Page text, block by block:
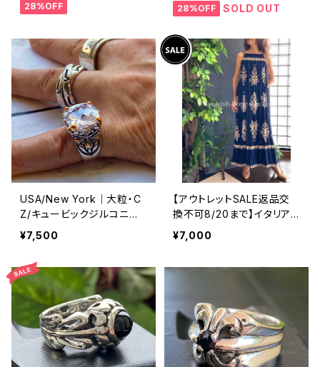
ー入り変形ハット・フラワー
28%OFF
＆BIGリボン・女優帽 UV/紫
帽子【ベージュ】
28%OFF SOLD OUT
USA/New York｜大粒・C
Z/キュービックジルコニア
アンティークデザイン｜ゴッ
ドリング｜クリア＆シルバー
＆ゴールド
¥7,500
【アウトレットSALE返品交
換不可8/20まで】イタリア
製マキシワンピース イン
ポート ロングワンピース ロ
ー
¥7,000